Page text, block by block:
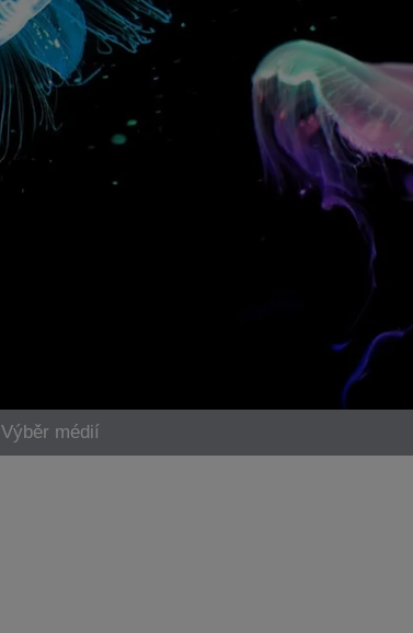
Výběr médií